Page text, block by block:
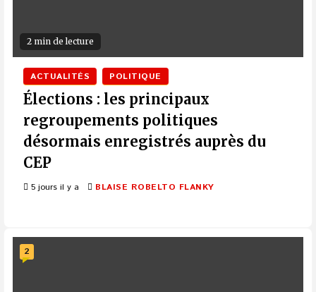
2 min de lecture
ACTUALITÉS POLITIQUE
Élections : les principaux
regroupements politiques
désormais enregistrés auprès du
CEP
5 jours il y a BLAISE ROBELTO FLANKY
2